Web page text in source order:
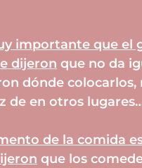
importante que el
dijeron que no da
dónde colocarlos,
de en otros
de la comida
que los